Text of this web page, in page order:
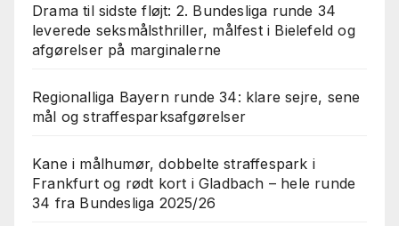
Drama til sidste fløjt: 2. Bundesliga runde 34
leverede seksmålsthriller, målfest i Bielefeld og
afgørelser på marginalerne
Regionalliga Bayern runde 34: klare sejre, sene
mål og straffesparksafgørelser
Kane i målhumør, dobbelte straffespark i
Frankfurt og rødt kort i Gladbach – hele runde
34 fra Bundesliga 2025/26